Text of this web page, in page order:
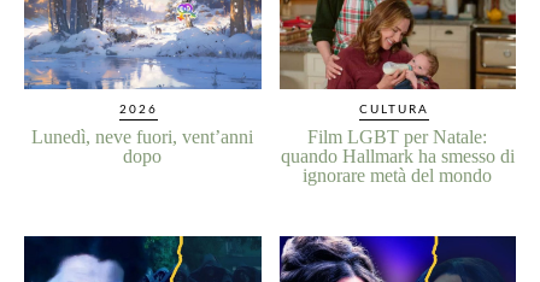
2026
Lunedì, neve fuori, vent’anni
dopo
CULTURA
Film LGBT per Natale:
quando Hallmark ha smesso di
ignorare metà del mondo